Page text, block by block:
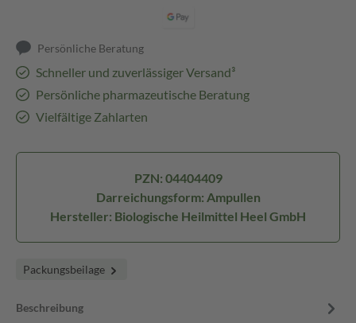
Persönliche Beratung
Schneller und zuverlässiger Versand³
Persönliche pharmazeutische Beratung
Vielfältige Zahlarten
PZN: 04404409
Darreichungsform: Ampullen
Hersteller: Biologische Heilmittel Heel GmbH
Packungsbeilage
Beschreibung